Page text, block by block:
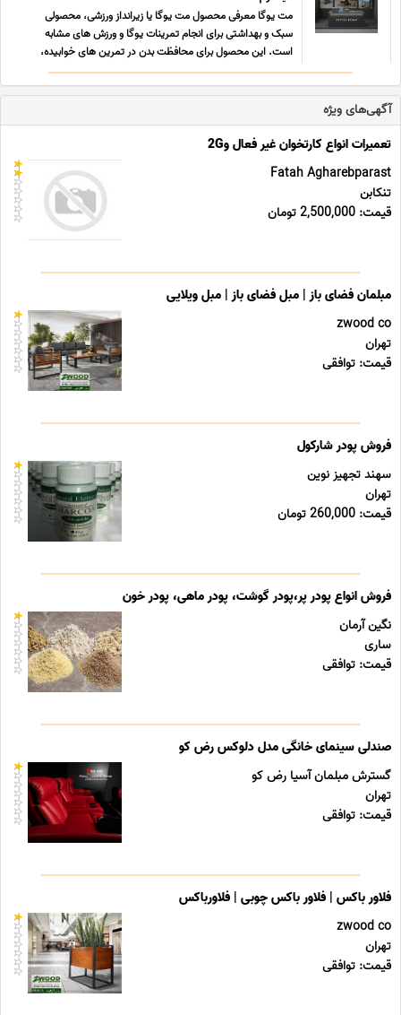
مت یوگا معرفی محصول مت یوگا یا زیرانداز ورزشی، محصولی
سبک و بهداشتی برای انجام تمرینات یوگا و ورزش های مشابه
است. این محصول برای محافظت بدن در تمرین های خوابیده،
نشسته و همچنین حرکات ایروبیک و پیلاتس طراحی شده است.
مت یوگا با سطحی نرم و صاف، کیفیت و ایمنی تمرینات شما را
آگهی‌های ویژه
تعمیرات انواع کارتخوان غیر فعال و2G
Fatah Agharebparast
تنکابن
قیمت: 2,500,000 تومان
مبلمان فضای باز | مبل فضای باز | مبل ویلایی
zwood co
تهران
قیمت: توافقی
فروش پودر شارکول
سهند تجهیز نوین
تهران
قیمت: 260,000 تومان
فروش انواع پودر پر،پودر گوشت، پودر ماهی، پودر خون
نگین آرمان
ساری
قیمت: توافقی
صندلی سینمای خانگی مدل دلوکس رض کو
گسترش مبلمان آسیا رض کو
تهران
قیمت: توافقی
فلاور باکس | فلاور باکس چوبی | فلاورباکس
zwood co
تهران
قیمت: توافقی